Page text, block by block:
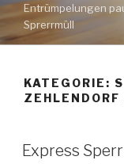
Entrümpelungen
Sprerrmüll
KATEGORIE:
ZEHLENDORF
AM
Express